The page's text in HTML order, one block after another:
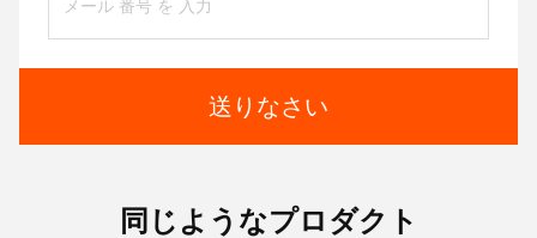
送りなさい
同じようなプロダクト